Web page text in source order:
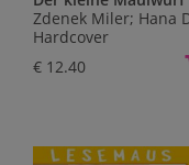
Hardcover
€ 12.40